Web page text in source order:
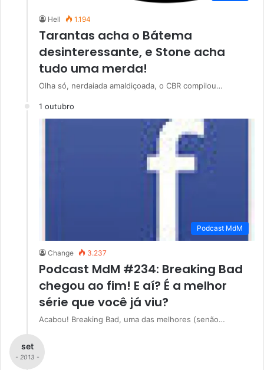
Hell 1.194
Tarantas acha o Bátema
desinteressante, e Stone acha
tudo uma merda!
Olha só, nerdaiada amaldiçoada, o CBR compilou…
1 outubro
Podcast MdM
Change 3.237
Podcast MdM #234: Breaking Bad
chegou ao fim! E aí? É a melhor
série que você já viu?
Acabou! Breaking Bad, uma das melhores (senão…
set
- 2013 -